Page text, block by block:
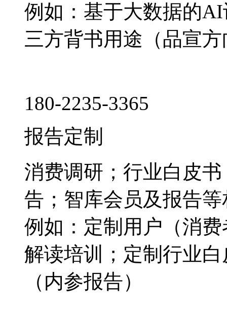
例如：基于大数据的
三方背书用途（品宣
180-2235-3365
报告定制
消费调研；行业白皮
告；智库会员及报告
例如：定制用户（消
解读培训；定制行业
（内参报告）